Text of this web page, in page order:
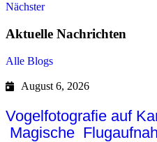
Nächster
Aktuelle Nachrichten
Alle Blogs
August 6, 2026
Vogelfotografie auf
Magische